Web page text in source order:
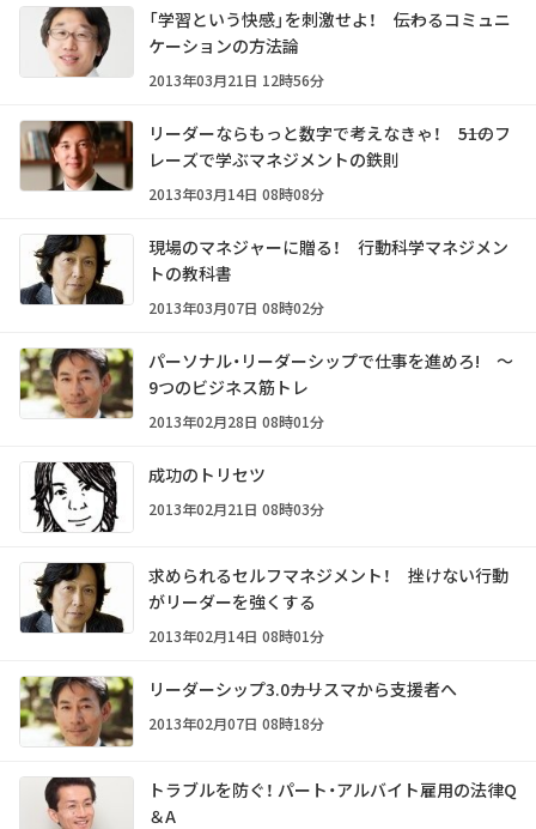
「学習という快感」を刺激せよ！ ――伝わるコミュニ
ケーションの方法論
2013年03月21日 12時56分
リーダーならもっと数字で考えなきゃ！ ――51のフ
レーズで学ぶマネジメントの鉄則
2013年03月14日 08時08分
現場のマネジャーに贈る！ 行動科学マネジメン
トの教科書
2013年03月07日 08時02分
パーソナル・リーダーシップで仕事を進めろ! ～
9つのビジネス筋トレ
2013年02月28日 08時01分
成功のトリセツ
2013年02月21日 08時03分
求められるセルフマネジメント！ 挫けない行動
がリーダーを強くする
2013年02月14日 08時01分
リーダーシップ3.0――カリスマから支援者へ
2013年02月07日 08時18分
トラブルを防ぐ！ パート・アルバイト雇用の法律Q
＆A